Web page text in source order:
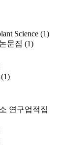
Science (1)
문집 (1)
(1)
연구업적집